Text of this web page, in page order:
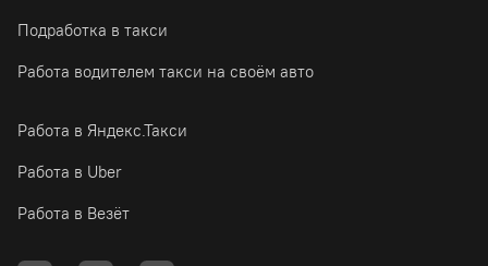
Подработка в такси
Работа водителем такси на своём авто
Работа в Яндекс.Такси
Работа в Uber
Работа в Везёт